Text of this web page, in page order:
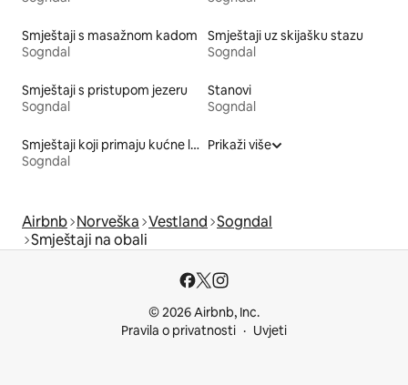
Smještaji s masažnom kadom
Sogndal
Smještaji uz skijašku stazu
Sogndal
Smještaji s pristupom jezeru
Sogndal
Stanovi
Sogndal
Smještaji koji primaju kućne ljubimce
Sogndal
Prikaži više
Airbnb Norveška Vestland Sogndal
Smještaji na obali
© 2026 Airbnb, Inc.
Pravila o privatnosti
Uvjeti